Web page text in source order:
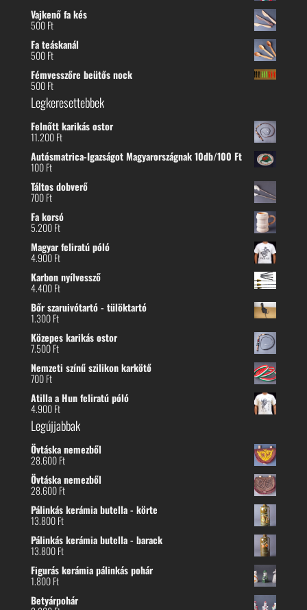
Vajkenő fa kés
500Ft
Fa teáskanál
500Ft
Fémvesszőre beütős nock
500Ft
Legkeresettebbek
Felnőtt karikás ostor
11.200Ft
Autósmatrica-Igazságot Magyarországnak 10db/100 Ft
100Ft
Táltos dobverő
700Ft
Fa korsó
5.200Ft
Magyar feliratú póló
4.900Ft
Karbon nyílvessző
4.400Ft
Bőr szaruivótartó - tülöktartó
1.300Ft
Közepes karikás ostor
7.500Ft
Nemzeti színű szilikon karkötő
700Ft
Atilla a Hun feliratú póló
4.900Ft
Legújjabbak
Övtáska nemezből
28.600Ft
Övtáska nemezből
28.600Ft
Pálinkás kerámia butella - körte
13.800Ft
Pálinkás kerámia butella - barack
13.800Ft
Figurás kerámia pálinkás pohár
1.800Ft
Betyárpohár